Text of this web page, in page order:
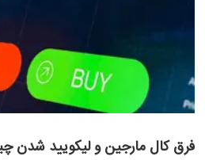
فرق کال مارجین و لیکویید شدن